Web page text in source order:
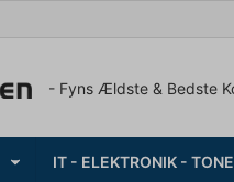
- Fyns Ældste & Bedste
IT - ELEKTRONIK -